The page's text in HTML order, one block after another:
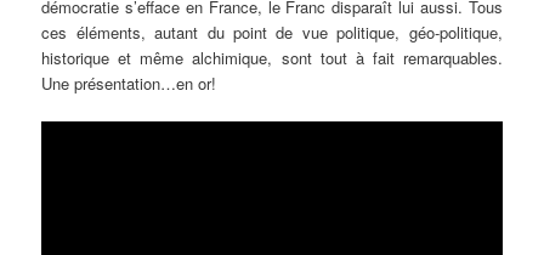
démocratie s’efface en France, le Franc disparaît lui aussi. Tous
ces éléments, autant du point de vue politique, géo-politique,
historique et même alchimique, sont tout à fait remarquables.
Une présentation…en or!